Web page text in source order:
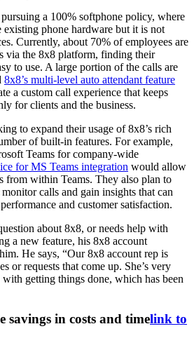
a 100% softphone policy, where
existing phone hardware but it is not
Currently, about 70% of employees are
via the 8x8 platform, finding their
to use. A large portion of the calls are
8x8’s multi-level auto attendant feature
a custom call experience that keeps
for clients and the business.
to expand their usage of 8x8’s rich
of built-in features. For example,
Teams for company-wide
for MS Teams integration would allow
from within Teams. They also plan to
calls and gain insights that can
and customer satisfaction.
about 8x8, or needs help with
a new feature, his 8x8 account
He says, “Our 8x8 account rep is
or requests that come up. She’s very
getting things done, which has been
savings in costs and timelink to